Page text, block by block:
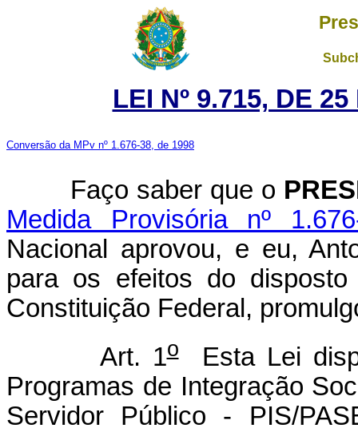
LEI Nº 9.715, DE
Conversão da MPv nº 1.676-38, de 1998
Faço saber que o
Medida Provisória nº
Nacional aprovou, e eu,
para os efeitos do
Constituição Federal,
Art. 1oEsta Lei
Programas de Integração
Servidor Público - PIS/